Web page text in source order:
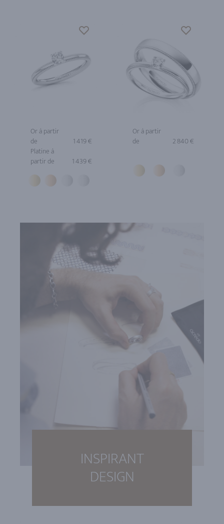
Or à partir
de
1 419 €
Platine à
partir de
1 439 €
Or à partir
de
2 840 €
INSPIRANT
DESIGN